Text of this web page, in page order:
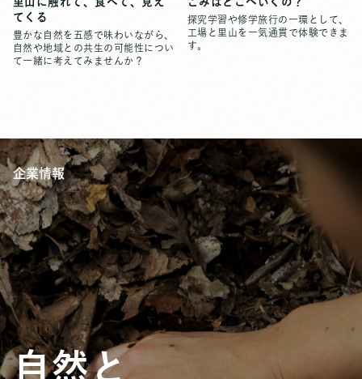
てくる
豊かな自然を五感で味わいながら、
自然や地域との共生の可能性につい
て一緒に考えてみませんか？
探究学習や修学旅行の一環として、
工場と里山を一気通貫で体験できま
す。
企業情報
自然と